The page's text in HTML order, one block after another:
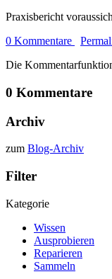
Praxisbericht
0 Kommentare
Die
0 Kommentare
Archiv
zum Blog-Archiv
Filter
Kategorie
Wissen
Ausprobieren
Reparieren
Sammeln